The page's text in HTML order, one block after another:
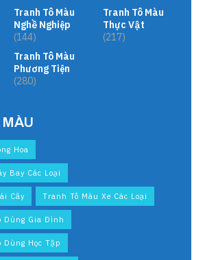
Tranh Tô Màu
Nghề Nghiệp
(144)
Tranh Tô Màu
Phương Tiện
(280)
Tranh Tô Màu
Thực Vật
(217)
Hoa
Bay Các Loại
Cây Tranh Tô Màu Xe Các Loại
Dùng Gia Đình
Học Tập